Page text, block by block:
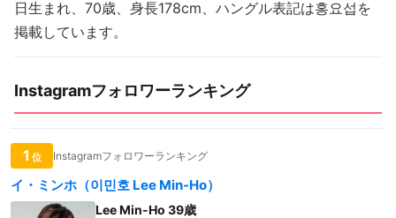
日生まれ、70歳、身長178cm、ハングル表記は홍요섭を
掲載しています。
Instagramフォロワーランキング
1 位 Instagramフォロワーランキング
イ・ミンホ（이민호 Lee Min-Ho）
Lee Min-Ho 39歳